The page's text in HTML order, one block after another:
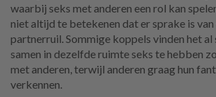
waarbij seks met anderen een rol kan
niet altijd te betekenen dat er sprake is
partnerruil. Sommige koppels vinden het al
samen in dezelfde ruimte seks te hebben
met anderen, terwijl anderen graag hun
verkennen.